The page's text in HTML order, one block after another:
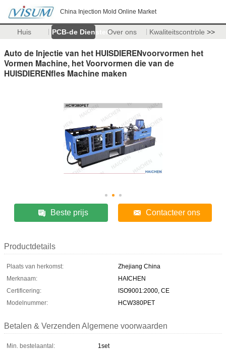
China Injection Mold Online Market
Huis PCB-de DienstenOver ons Kwaliteitscontrole >>
Auto de Injectie van het HUISDIERENvoorvormen het
Vormen Machine, het Voorvormen die van de
HUISDIERENfles Machine maken
Beste prijs Contacteer ons
Productdetails
Plaats van herkomst:
Zhejiang China
Merknaam:
HAICHEN
Certificering:
ISO9001:2000, CE
Modelnummer:
HCW380PET
Betalen & Verzenden Algemene voorwaarden
Min. bestelaantal:
1set